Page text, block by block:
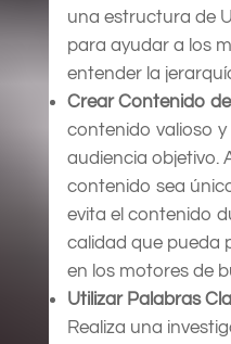
una estructura de
para ayudar a los
entender la
Crear Contenido
contenido valioso
audiencia objetivo.
contenido sea
evita el contenido
calidad que pueda
en los motores de
Utilizar Palabras
Realiza una